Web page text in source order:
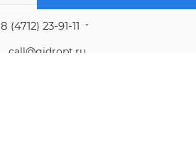
8 (4712) 23-91-11
call@gidropt.ru